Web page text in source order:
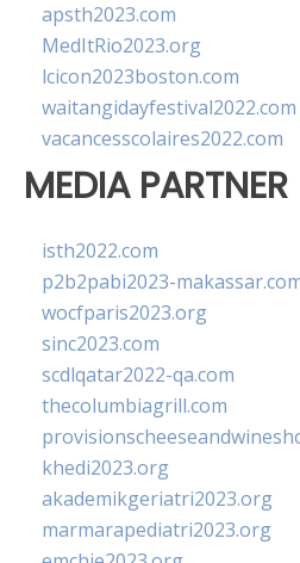
apsth2023.com
MedItRio2023.org
lcicon2023boston.com
waitangidayfestival2022.com
vacancesscolaires2022.com
MEDIA PARTNER
isth2022.com
p2b2pabi2023-
wocfparis2023.org
sinc2023.com
scdlqatar2022-qa.com
thecolumbiagrill.com
khedi2023.org
akademikgeriatri2023.org
marmarapediatri2023.org